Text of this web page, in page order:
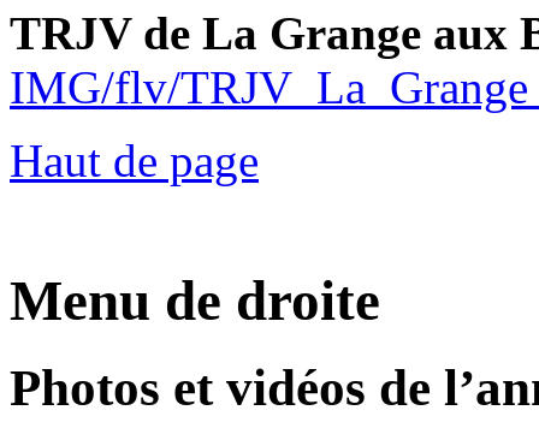
TRJV de La Grange aux
IMG/flv/
Haut de page
Menu de droite
Photos et vidéos de